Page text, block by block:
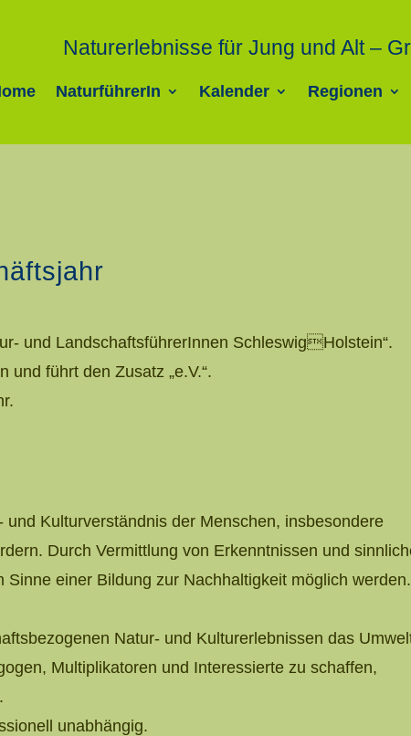
Naturerlebnisse für Jung und Alt –
NaturführerIn Kalender Regionen
und LandschaftsführerInnen SchleswigHolstein“.
und führt den Zusatz „e.V.“.
Kulturverständnis der Menschen, insbesondere
Durch Vermittlung von Erkenntnissen und
einer Bildung zur Nachhaltigkeit möglich werden.
Natur- und Kulturerlebnissen das
Multiplikatoren und Interessierte zu schaffen,
unabhängig.